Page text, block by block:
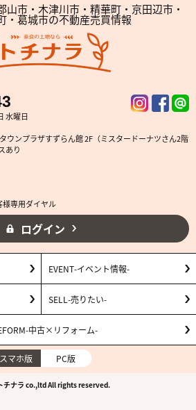
山市・木津川市・精華町・京田辺市・
・葛城市の不動産売買情報
水曜日
ウンプラザすずらん館 2F（ミスタードーナツさん2階
あり
専用ダイヤル
ログイン
EVENT イベント情報
SELL 売りたい
中古×リフォーム
スマホ版 PC版
チナラ co.,ltd All rights reserved.